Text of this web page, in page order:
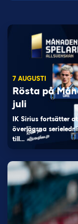
7 AUGUSTI
Rösta på
juli
IK Sirius fortsätter
överlägsna
till…